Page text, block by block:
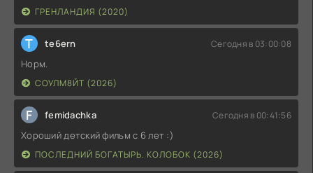
ГРЕНЛАНДИЯ (2020)
T te6ern Сегодня в 03:00:08
Норм.
СОУЛМ8ЙТ (2026)
F femidachka Сегодня в 00:41:56
Хороший детский фильм с 6 лет :)
ПОСЛЕДНИЙ БОГАТЫРЬ. КОЛОБОК (2026)